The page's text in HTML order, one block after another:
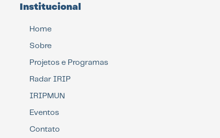
Institucional
Home
Sobre
Projetos e Programas
Radar IRIP
IRIPMUN
Eventos
Contato